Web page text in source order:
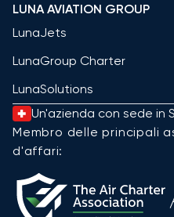
LUNA AVIATION GROUP
LunaJets
LunaGroup Charter
LunaSolutions
Un'azienda con sede in
Membro delle principali
d'affari: